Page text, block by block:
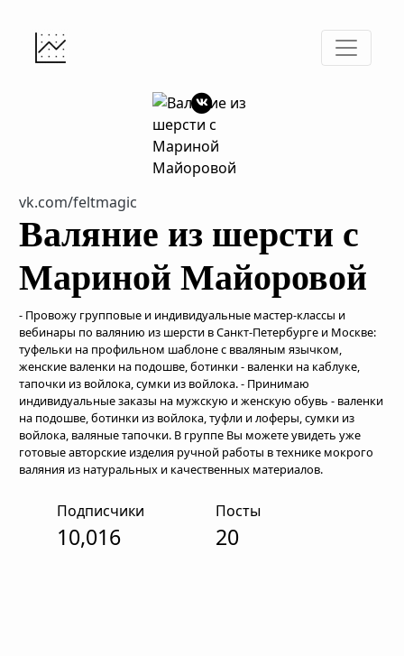
vk.com/feltmagic
Валяние из шерсти с
Мариной Майоровой
- Провожу групповые и индивидуальные мастер-классы и
вебинары по валянию из шерсти в Санкт-Петербурге и Москве:
туфельки на профильном шаблоне с вваляным язычком,
женские валенки на подошве, ботинки - валенки на каблуке,
тапочки из войлока, сумки из войлока. - Принимаю
индивидуальные заказы на мужскую и женскую обувь - валенки
на подошве, ботинки из войлока, туфли и лоферы, сумки из
войлока, валяные тапочки. В группе Вы можете увидеть уже
готовые авторские изделия ручной работы в технике мокрого
валяния из натуральных и качественных материалов.
Подписчики
10,016
Посты
20